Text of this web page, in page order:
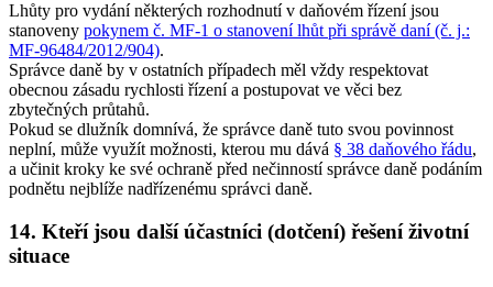
Lhůty pro vydání některých rozhodnutí v daňovém řízení jsou
stanoveny pokynem č. MF-1 o stanovení lhůt při správě daní (č. j.:
MF-96484/2012/904).
Správce daně by v ostatních případech měl vždy respektovat
obecnou zásadu rychlosti řízení a postupovat ve věci bez
zbytečných průtahů.
Pokud se dlužník domnívá, že správce daně tuto svou povinnost
neplní, může využít možnosti, kterou mu dává § 38 daňového řádu,
a učinit kroky ke své ochraně před nečinností správce daně podáním
podnětu nejblíže nadřízenému správci daně.
14. Kteří jsou další účastníci (dotčení) řešení životní
situace